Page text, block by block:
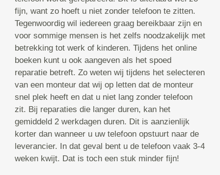
fijn, want zo hoeft u niet zonder telefoon te zitten.
Tegenwoordig wil iedereen graag bereikbaar zijn en
voor sommige mensen is het zelfs noodzakelijk met
betrekking tot werk of kinderen. Tijdens het online
boeken kunt u ook aangeven als het spoed
reparatie betreft. Zo weten wij tijdens het selecteren
van een monteur dat wij op letten dat de monteur
snel plek heeft en dat u niet lang zonder telefoon
zit. Bij reparaties die langer duren, kan het
gemiddeld 2 werkdagen duren. Dit is aanzienlijk
korter dan wanneer u uw telefoon opstuurt naar de
leverancier. In dat geval bent u de telefoon vaak 3-4
weken kwijt. Dat is toch een stuk minder fijn!